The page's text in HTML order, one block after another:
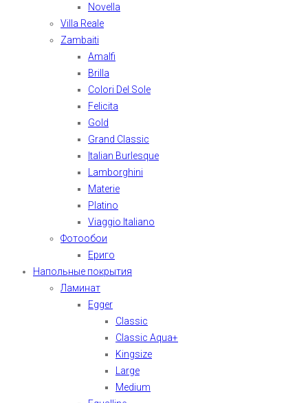
Novella
Villa Reale
Zambaiti
Amalfi
Brilla
Colori Del Sole
Felicita
Gold
Grand Classic
Italian Burlesque
Lamborghini
Materie
Platino
Viaggio Italiano
Фотообои
Ериго
Напольные покрытия
Ламинат
Egger
Classic
Classic Aqua+
Kingsize
Large
Medium